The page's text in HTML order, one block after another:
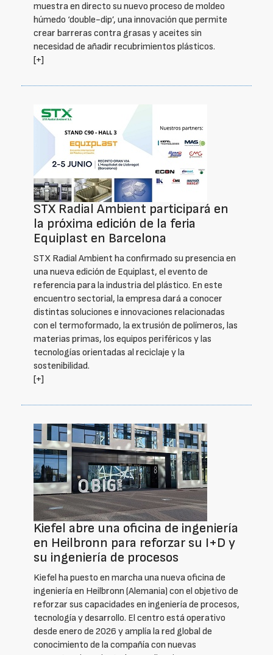
muestra en directo su nuevo proceso de moldeo
húmedo ‘double-dip’, una innovación que permite
crear barreras contra grasas y aceites sin
necesidad de añadir recubrimientos plásticos.
[+]
STX Radial Ambient participará en
la próxima edición de la feria
Equiplast en Barcelona
STX Radial Ambient ha confirmado su presencia en
una nueva edición de Equiplast, el evento de
referencia para la industria del plástico. En este
encuentro sectorial, la empresa dará a conocer
distintas soluciones e innovaciones relacionadas
con el termoformado, la extrusión de polímeros, las
materias primas, los equipos periféricos y las
tecnologías orientadas al reciclaje y la
sostenibilidad.
[+]
Kiefel abre una oficina de ingeniería
en Heilbronn para reforzar su I+D y
su ingeniería de procesos
Kiefel ha puesto en marcha una nueva oficina de
ingeniería en Heilbronn (Alemania) con el objetivo de
reforzar sus capacidades en ingeniería de procesos,
tecnología y desarrollo. El centro está operativo
desde enero de 2026 y amplía la red global de
conocimiento de la compañía con nuevas